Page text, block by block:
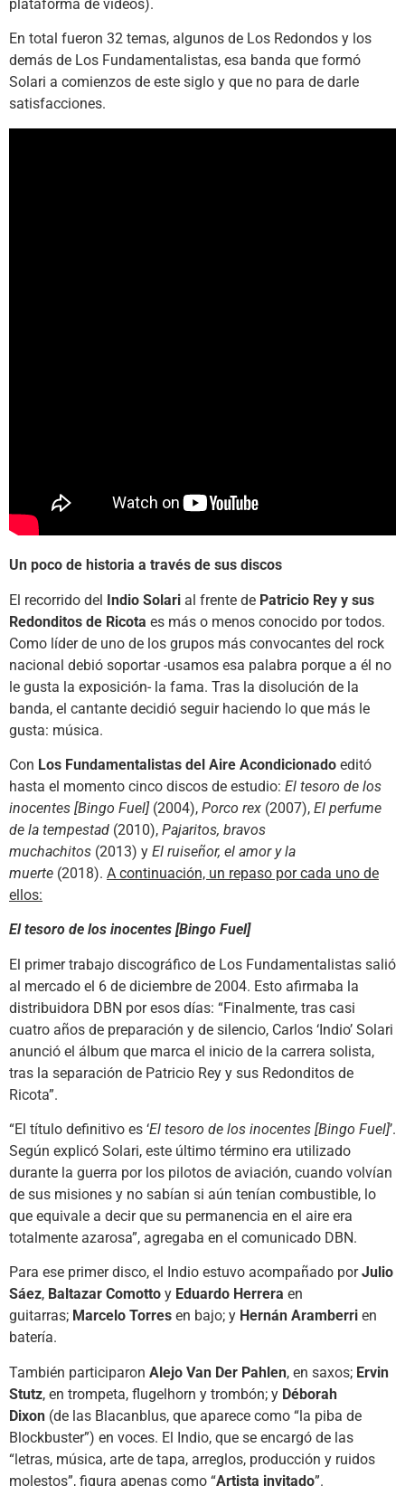
plataforma de videos).
En total fueron 32 temas, algunos de Los Redondos y los
demás de Los Fundamentalistas, esa banda que formó
Solari a comienzos de este siglo y que no para de darle
satisfacciones.
Un poco de historia a través de sus discos
El recorrido del Indio Solari al frente de Patricio Rey y sus
Redonditos de Ricota es más o menos conocido por todos.
Como líder de uno de los grupos más convocantes del rock
nacional debió soportar -usamos esa palabra porque a él no
le gusta la exposición- la fama. Tras la disolución de la
banda, el cantante decidió seguir haciendo lo que más le
gusta: música.
Con Los Fundamentalistas del Aire Acondicionado editó
hasta el momento cinco discos de estudio: El tesoro de los
inocentes [Bingo Fuel](2004), Porco rex (2007), El perfume
de la tempestad (2010), Pajaritos, bravos
muchachitos (2013) y El ruiseñor, el amor y la
muerte (2018). A continuación, un repaso por cada uno de
ellos:
El tesoro de los inocentes [Bingo Fuel]
El primer trabajo discográfico de Los Fundamentalistas salió
al mercado el 6 de diciembre de 2004. Esto afirmaba la
distribuidora DBN por esos días: “Finalmente, tras casi
cuatro años de preparación y de silencio, Carlos ‘Indio’ Solari
anunció el álbum que marca el inicio de la carrera solista,
tras la separación de Patricio Rey y sus Redonditos de
Ricota”.
“El título definitivo es ‘El tesoro de los inocentes [Bingo Fuel]’.
Según explicó Solari, este último término era utilizado
durante la guerra por los pilotos de aviación, cuando volvían
de sus misiones y no sabían si aún tenían combustible, lo
que equivale a decir que su permanencia en el aire era
totalmente azarosa”, agregaba en el comunicado DBN.
Para ese primer disco, el Indio estuvo acompañado porJulio
Sáez, Baltazar Comotto y Eduardo Herrera en
guitarras; Marcelo Torres en bajo; y Hernán Aramberri en
batería.
También participaron Alejo Van Der Pahlen, en saxos; Ervin
Stutz, en trompeta, flugelhorn y trombón; y Déborah
Dixon (de las Blacanblus, que aparece como “la piba de
Blockbuster”) en voces. El Indio, que se encargó de las
“letras, música, arte de tapa, arreglos, producción y ruidos
molestos”, figura apenas como “Artista invitado”.